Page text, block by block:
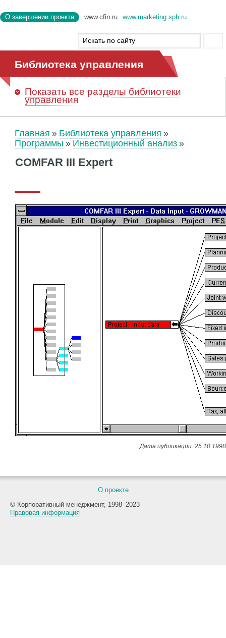
О завершении проекта www.cfin.ru www.marketing.spb.ru
Библиотека управления
Показать все разделы библиотеки
управления
Главная
Библиотека управления
Программы
Инвестиционный анализ
COMFAR III Expert
О проекте
© Корпоративный менеджмент, 1998–2023
Правовая информация